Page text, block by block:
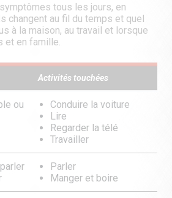
tous les jours, en
changent au fil du temps et quel
à la maison, au travail et lorsque
et en famille.
Activités touchées
ou
Conduire la voiture
Lire
Regarder la télé
Travailler
Parler
Manger et boire